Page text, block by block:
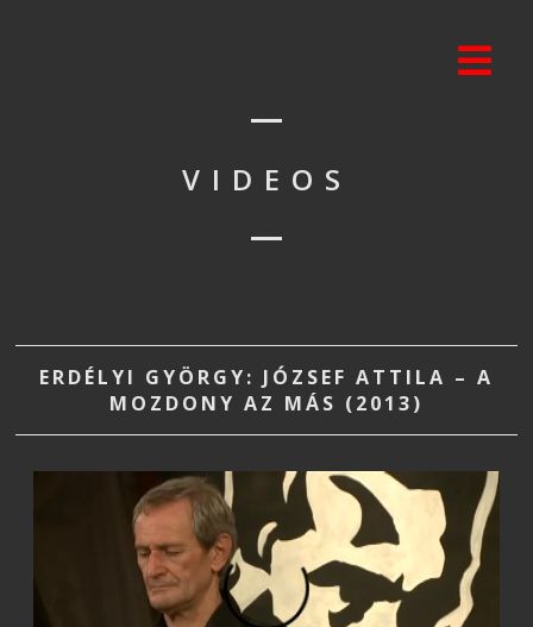
VIDEOS
ERDÉLYI GYÖRGY: JÓZSEF ATTILA – A
MOZDONY AZ MÁS (2013)